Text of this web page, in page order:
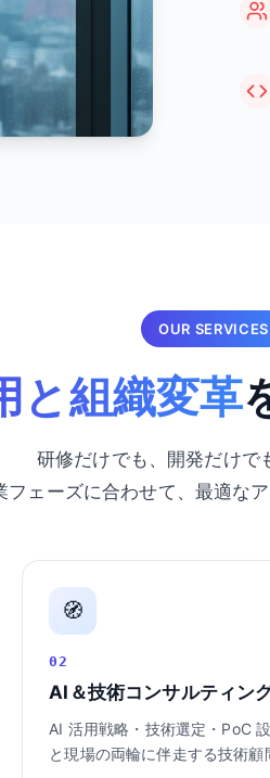
OUR SERVICES
と組織変革
研修だけでも、開発だけで
フェーズに合わせて、最適な
🧭
02
AI＆技術コンサルティン
AI 活用戦略・技術選定・PoC
と現場の両輪に伴走する技術顧